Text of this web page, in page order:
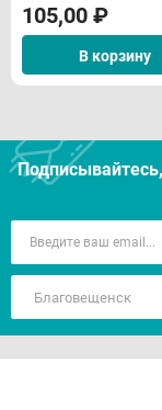
105,00 ₽
В корзину